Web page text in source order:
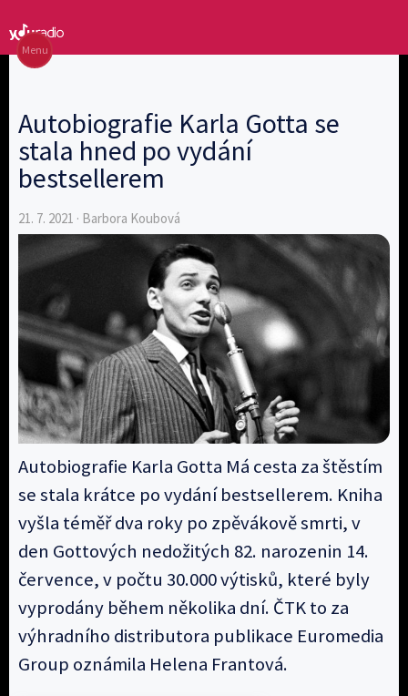
Menu
Autobiografie Karla Gotta se
stala hned po vydání
bestsellerem
21. 7. 2021 · Barbora Koubová
Autobiografie Karla Gotta Má cesta za štěstím
se stala krátce po vydání bestsellerem. Kniha
vyšla téměř dva roky po zpěvákově smrti, v
den Gottových nedožitých 82. narozenin 14.
července, v počtu 30.000 výtisků, které byly
vyprodány během několika dní. ČTK to za
výhradního distributora publikace Euromedia
Group oznámila Helena Frantová.